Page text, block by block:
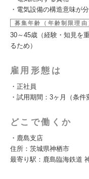
・電気設備の構造意味が
募集年齢（年齢制限理由
30～45歳（経験・知見を
るため）
雇用形態は
・正社員
・試用期間：3ヶ月（条件
どこで働くか
・鹿島支店
住所：茨城県神栖市
最寄り駅：鹿島臨海鉄道